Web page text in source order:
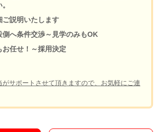
説明いたします
へ条件交渉～見学のみもOK
任せ！～採用決定
サポートさせて頂きますので、お気軽にご連